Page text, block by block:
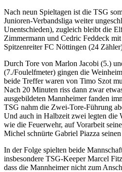
Nach neun Spieltagen ist die TSG
Junioren-Verbandsliga weiter
Unentschieden), zugleich bleibt die
Zimmermann und Cedric Feddeck
Spitzenreiter FC Nöttingen (24
Durch Tore von Marlon Jacobi (5.)
(7./Foulelfmeter) gingen die
beide Treffer waren von Timo Szot
Nach 20 Minuten riss dann zwar
ausgebildeten Mannheimer fanden
TSG nahm die Zwei-Tore-Führung
Und auch in Halbzeit zwei legten die
wie die Feuerwehr, auf Vorarbeit
Michel schnürte Gabriel Piazza
In der Folge spielten beide
insbesondere TSG-Keeper Marcel
dass die Mannheimer nicht zum